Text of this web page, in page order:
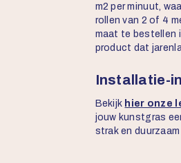
m2 per minuut,
rollen van 2 of 4
maat te bestellen
product dat
Installatie-
Bekijk hier onze
jouw kunstgras
strak en